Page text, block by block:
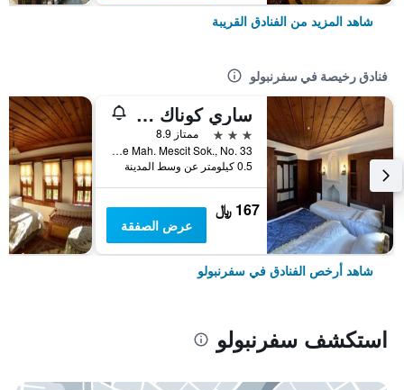
شاهد المزيد من الفنادق القريبة
فنادق رخيصة في سفرنبولو
ساري كوناك أوتل
3 نجوم
ممتاز 8.9
Cesme Mah. Mescit Sok., No. 33, سفرنبولو, تركيا
0.5 كيلومتر عن وسط المدينة
167 ﷼
عرض الصفقة
شاهد أرخص الفنادق في سفرنبولو
استكشف سفرنبولو